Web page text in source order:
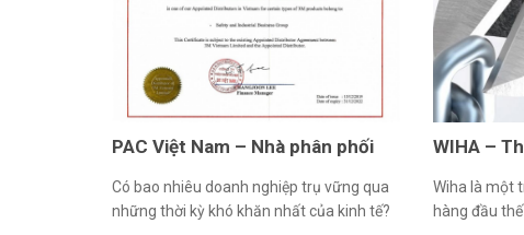
PAC Việt Nam – Nhà phân phối
Có bao nhiêu doanh nghiệp trụ vững qua
những thời kỳ khó khăn nhất của kinh tế?
WIHA –
Wiha là một
hàng đầu